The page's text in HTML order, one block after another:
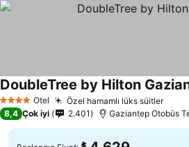
4 Yıldız Otel Özel hamamlı lüks süitler
DoubleTree by Hilton
8,4 Çok iyi 2.401 Gaziantep Otobüs